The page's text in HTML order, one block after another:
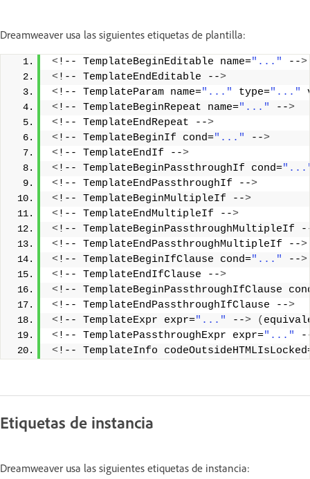
Dreamweaver usa las siguientes etiquetas de plantilla:
<!-- TemplateBeginEditable name="..." -->
<!-- TemplateEndEditable -->
<!-- TemplateParam name="..." type="..."
<!-- TemplateBeginRepeat name="..." -->
<!-- TemplateEndRepeat -->
<!-- TemplateBeginIf cond="..." -->
<!-- TemplateEndIf -->
<!-- TemplateBeginPassthroughIf cond=
<!-- TemplateEndPassthroughIf -->
<!-- TemplateBeginMultipleIf -->
<!-- TemplateEndMultipleIf -->
<!-- TemplateBeginPassthroughMultipleIf
<!-- TemplateEndPassthroughMultipleIf -->
<!-- TemplateBeginIfClause cond="..." -->
<!-- TemplateEndIfClause -->
<!-- TemplateBeginPassthroughIfClause
<!-- TemplateEndPassthroughIfClause -->
<!-- TemplateExpr expr="..." --> (
<!-- TemplatePassthroughExpr expr="..."
<!-- TemplateInfo
Etiquetas de instancia
Dreamweaver usa las siguientes etiquetas de instancia: